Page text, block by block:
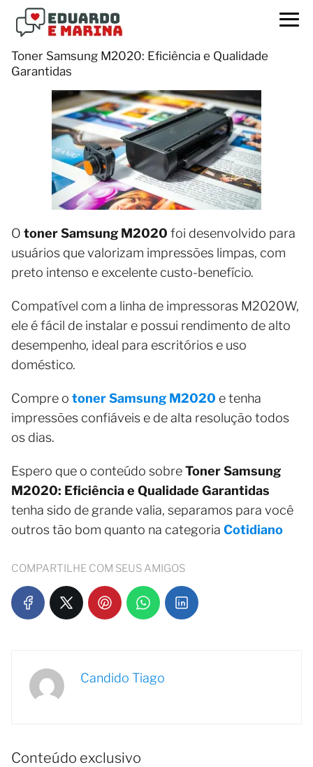
Toner Samsung M2020: Eficiência e Qualidade
Garantidas
O toner Samsung M2020 foi desenvolvido para
usuários que valorizam impressões limpas, com
preto intenso e excelente custo-benefício.
Compatível com a linha de impressoras M2020W,
ele é fácil de instalar e possui rendimento de alto
desempenho, ideal para escritórios e uso
doméstico.
Compre o toner Samsung M2020 e tenha
impressões confiáveis e de alta resolução todos
os dias.
Espero que o conteúdo sobreToner Samsung
M2020: Eficiência e Qualidade Garantidas
tenha sido de grande valia, separamos para você
outros tão bom quanto na categoria Cotidiano
COMPARTILHE COM SEUS AMIGOS
Candido Tiago
Conteúdo exclusivo